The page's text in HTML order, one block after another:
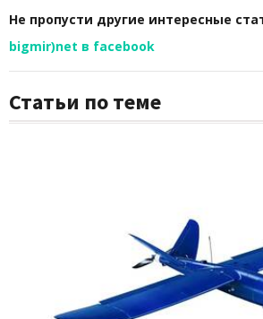
Не пропусти другие интересные
bigmir)net в facebook
Статьи по теме